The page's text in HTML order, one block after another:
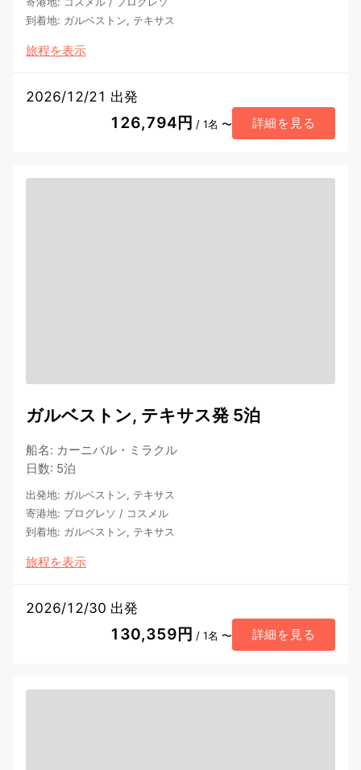
到着地: ガルベストン, テキサス
旅程を表示
2026/12/21 出発
126,794円 / 1名 〜 詳細を見る
ガルベストン, テキサス発 5泊
船名: カーニバル・ミラクル
日数: 5泊
出発地: ガルベストン, テキサス
寄港地: プログレソ / コスメル
到着地: ガルベストン, テキサス
旅程を表示
2026/12/30 出発
130,359円 / 1名 〜 詳細を見る